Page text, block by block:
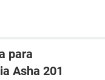
para
Asha 201